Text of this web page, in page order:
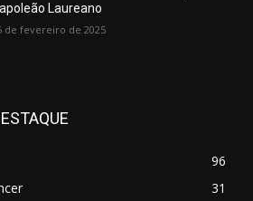
Laureano
de fevereiro de 2025
96
31